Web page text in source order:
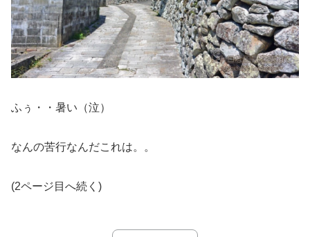
ふぅ・・暑い（泣）
なんの苦行なんだこれは。。
(2ページ目へ続く)